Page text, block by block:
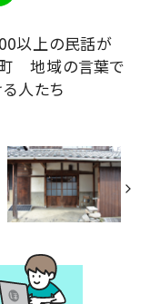
以上の民話が
地域の言葉で
人たち